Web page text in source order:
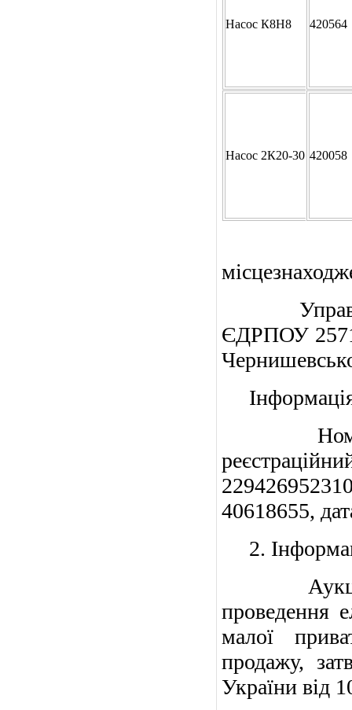
Насос К8Н8 420564
Насос 2К20-30 420058
ЄДРПОУ
Інформація
Номер
40618655,
2.
Аукціон
проведення
малої
продажу,
України від